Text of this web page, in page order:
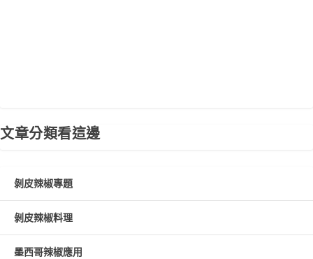
文章分類看這邊
剝皮辣椒專題
剝皮辣椒料理
墨西哥辣椒應用